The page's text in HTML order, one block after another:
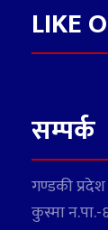
LIKE
सम्पर्क
गण्डकी प्रदेश
कुस्मा न.पा.-